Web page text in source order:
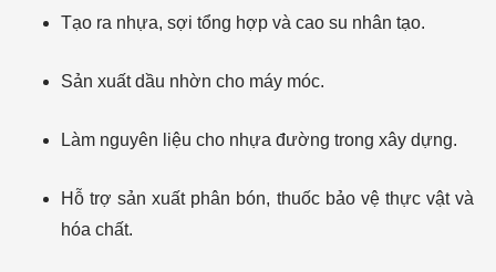
Tạo ra nhựa, sợi tổng hợp và cao su nhân tạo.
Sản xuất dầu nhờn cho máy móc.
Làm nguyên liệu cho nhựa đường trong xây dựng.
Hỗ trợ sản xuất phân bón, thuốc bảo vệ thực vật và
hóa chất.